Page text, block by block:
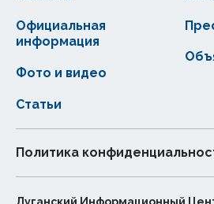
Статьи
Официальная
информация
Фото и видео
Политика